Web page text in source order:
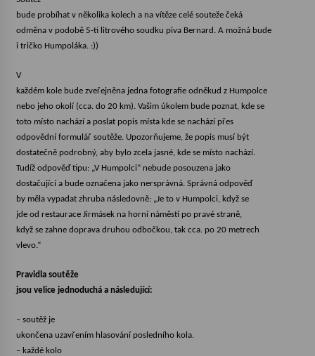
Jenakaši
28. 7. 2026
23. 7. 2026
Letní koncerty ve Stromovce: Rufus Miller
22. 7. 2026
Vysočinka
17. 7. 2026
odkaz Josefa Čapka
bude probíhat v několika kolech a na vítěze celé souteže čeká
odměna v podobě 5-ti litrového soudku piva Bernard. A možná bude
i tričko Humpoláka. :))
V
každém kole bude zveřejněna jedna fotografie odněkud z Humpolce
nebo jeho okolí (cca. do 20 km). Vašim úkolem bude poznat, kde se
toto místo nachází a poslat popis místa kde se nachází přes
odpovědní formulář soutěže. Upozorňujeme, že popis musí být
dostatečně podrobný, aby bylo zcela jasné, kde se místo nachází.
Tudíž odpověď tipu: „V Humpolci“ nebude posouzena jako
dostačující a bude označena jako nersprávná. Správná odpověď
by měla vypadat zhruba následovně: „Je to v Humpolci, když se
jde od restaurace Jirmásek na horní náměstí po pravé straně,
když se zahne doprava druhou odbočkou, tak cca. po 20 metrech
vlevo.“
Pravidla soutěže
jsou velice jednoduchá a následující:
– soutěž je
ukončena uzavřením hlasování posledního kola.
– každé kolo